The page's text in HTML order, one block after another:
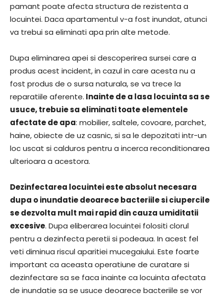
pamant poate afecta structura de rezistenta a
locuintei. Daca apartamentul v-a fost inundat, atunci
va trebui sa eliminati apa prin alte metode.
Dupa eliminarea apei si descoperirea sursei care a
produs acest incident, in cazul in care acesta nu a
fost produs de o sursa naturala, se va trece la
reparatiile aferente. Inainte de a lasa locuinta sa se
usuce, trebuie sa eliminati toate elementele
afectate de apa: mobilier, saltele, covoare, parchet,
haine, obiecte de uz casnic, si sa le depozitati intr-un
loc uscat si calduros pentru a incerca reconditionarea
ulterioara a acestora.
Dezinfectarea locuintei este absolut necesara
dupa o inundatie deoarece bacteriile si ciupercile
se dezvolta mult mai rapid din cauza umiditatii
excesive. Dupa eliberarea locuintei folositi clorul
pentru a dezinfecta peretii si podeaua. In acest fel
veti diminua riscul aparitiei mucegaiului. Este foarte
important ca aceasta operatiune de curatare si
dezinfectare sa se faca inainte ca locuinta afectata
de inundatie sa se usuce deoarece bacteriile se vor